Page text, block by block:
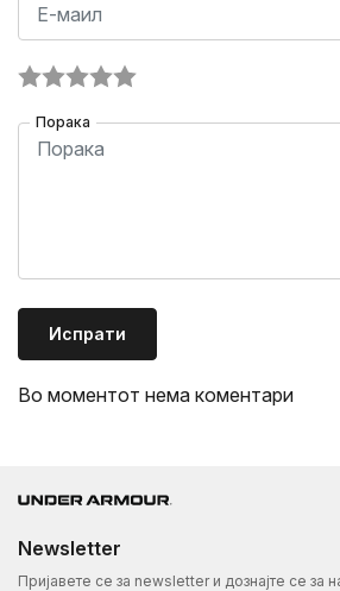
Порака
Испрати
Во моментот нема коментари
Newsletter
Пријавете се за newsletter и дознајте се за